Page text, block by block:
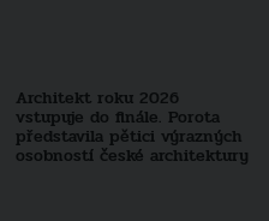
Architekt roku 2026
vstupuje do finále. Porota
představila pětici výrazných
osobností české architektury